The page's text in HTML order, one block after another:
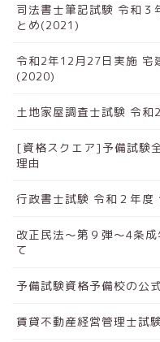
司法書士筆記試験 令和３
とめ(2021)
令和2年12月27日実施 宅
(2020)
土地家屋調査士試験 令和
[資格スクエア]予備試験
理由
行政書士試験 令和２年度
改正民法～第９弾～4条
て
予備試験資格予備校の公
賃貸不動産経営管理士試